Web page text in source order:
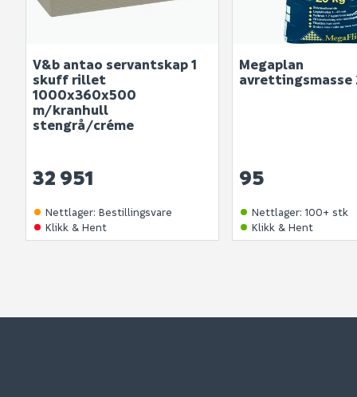
V&b antao servantskap 1
skuff rillet
1000x360x500
m/kranhull
stengrå/créme
32 951
Nettlager: Bestillingsvare
Klikk & Hent
Megaplan
avrettingsmasse
95
Nettlager:100+ stk
Klikk & Hent